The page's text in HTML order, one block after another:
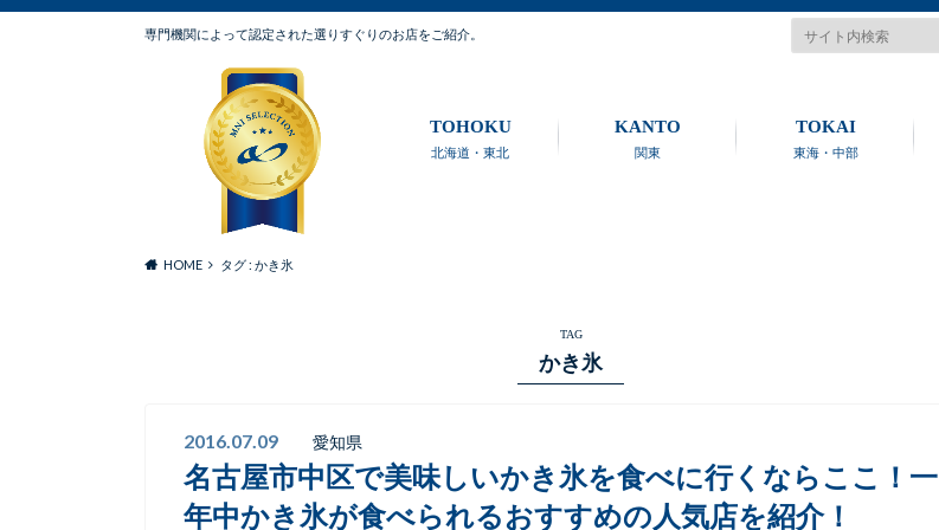
専門機関によって認定された選りすぐりのお店をご紹介。
北海道・東北
TOHOKU
関東
KANTO
東海・中部
TOKAI
HOME タグ : かき氷
TAG
かき氷
2016.07.09 愛知県
名古屋市中区で美味しいかき氷を食べに行くならここ！一
年中かき氷が食べられるおすすめの人気店を紹介！